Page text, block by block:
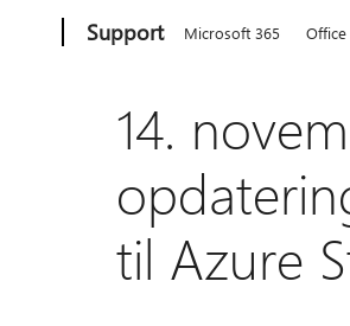
Support Microsoft 365 Office
14.
til Azure